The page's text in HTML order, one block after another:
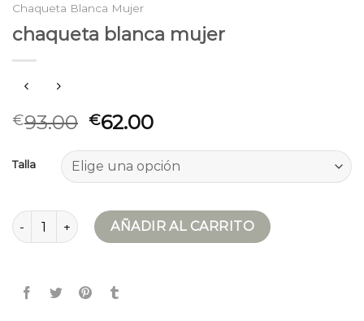
Chaqueta Blanca Mujer
chaqueta blanca mujer
€93.00 €62.00
Talla
chaqueta blanca mujer cantidad
AÑADIR AL CARRITO